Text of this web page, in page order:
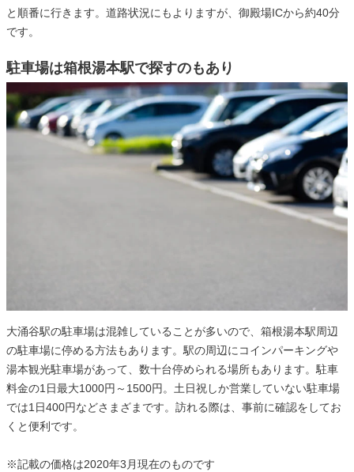
と順番に行きます。道路状況にもよりますが、御殿場ICから約40分
です。
駐車場は箱根湯本駅で探すのもあり
大涌谷駅の駐車場は混雑していることが多いので、箱根湯本駅周辺
の駐車場に停める方法もあります。駅の周辺にコインパーキングや
湯本観光駐車場があって、数十台停められる場所もあります。駐車
料金の1日最大1000円～1500円。土日祝しか営業していない駐車場
では1日400円などさまざまです。訪れる際は、事前に確認をしてお
くと便利です。
※記載の価格は2020年3月現在のものです